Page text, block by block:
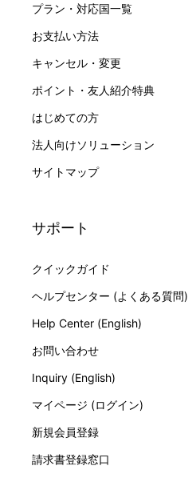
プラン・対応国一覧
お支払い方法
キャンセル・変更
ポイント・友人紹介特典
はじめての方
法人向けソリューション
サイトマップ
サポート
クイックガイド
ヘルプセンター (よくある質問)
Help Center (English)
お問い合わせ
Inquiry (English)
マイページ (ログイン)
新規会員登録
請求書登録窓口